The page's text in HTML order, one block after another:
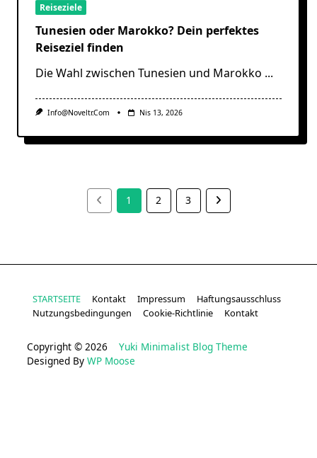
Reiseziele
Tunesien oder Marokko? Dein perfektes
Reiseziel finden
Die Wahl zwischen Tunesien und Marokko ...
Info@noveltr.com Nis 13, 2026
1 2 3
STARTSEITE Kontakt Impressum
Haftungsausschluss
Nutzungsbedingungen
Cookie-Richtlinie Kontakt
Copyright © 2026 Yuki Minimalist Blog Theme
Designed By WP Moose